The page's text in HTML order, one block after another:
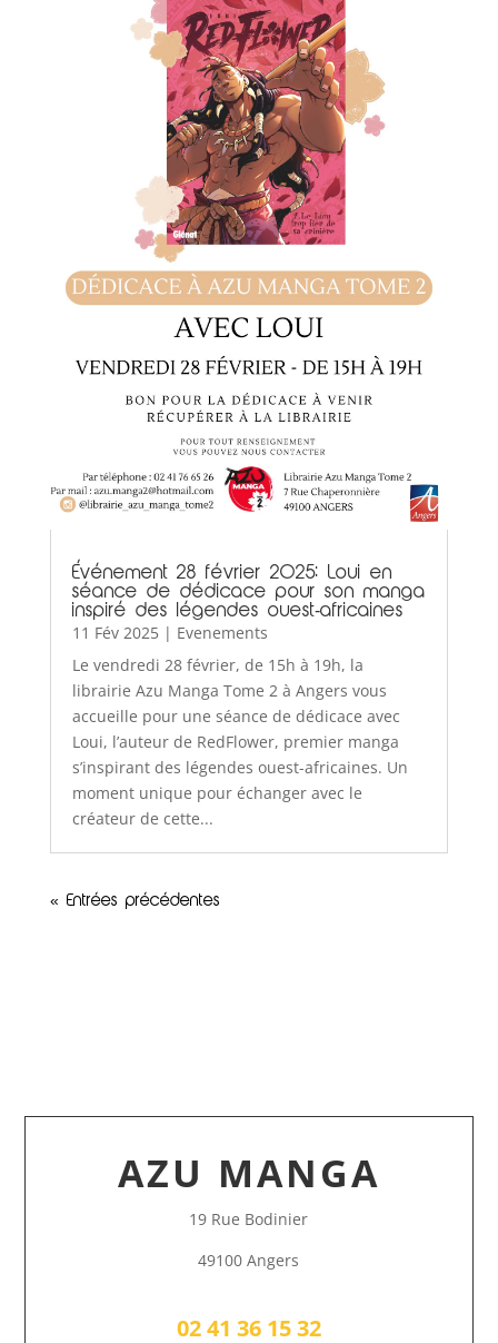
Événement 28 février 2025: Loui en
séance de dédicace pour son manga
inspiré des légendes ouest-africaines
11 Fév 2025| Evenements
Le vendredi 28 février, de 15h à 19h, la
librairie Azu Manga Tome 2 à Angers vous
accueille pour une séance de dédicace avec
Loui, l’auteur de RedFlower, premier manga
s’inspirant des légendes ouest-africaines. Un
moment unique pour échanger avec le
créateur de cette...
« Entrées précédentes
AZU MANGA
19 Rue Bodinier
49100 Angers
02 41 36 15 32